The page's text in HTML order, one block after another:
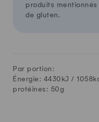
produits
de gluten.
Par portion:
Énergie: 4430kJ / 1058
protéines: 50g